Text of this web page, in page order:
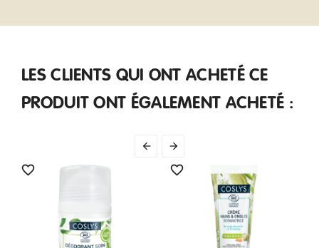
LES CLIENTS QUI ONT ACHETÉ CE
PRODUIT ONT ÉGALEMENT ACHETÉ :
 
 